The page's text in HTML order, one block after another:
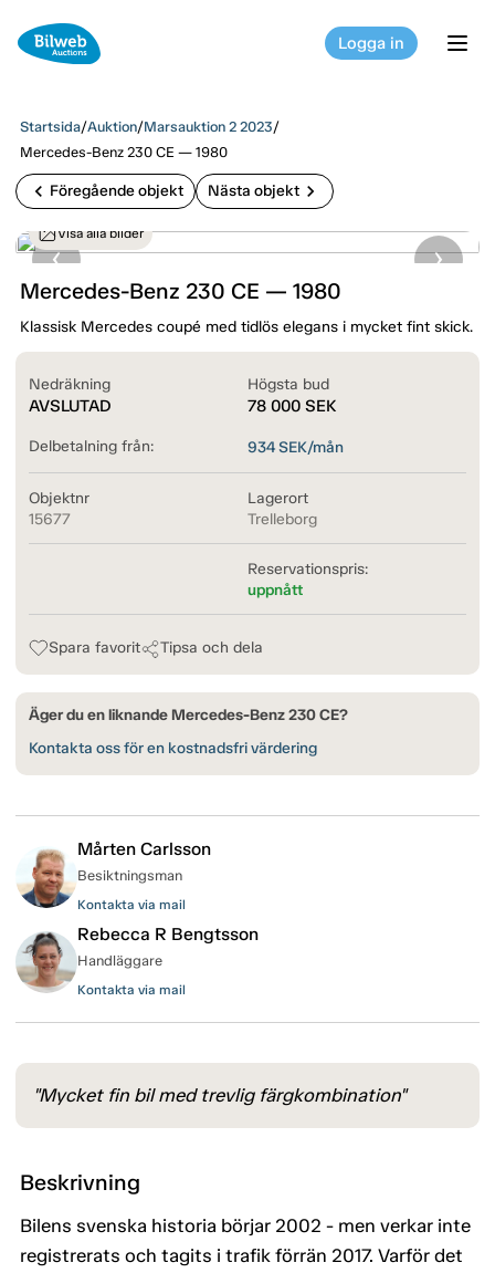
Logga in
Startsida/Auktion/Marsauktion 2 2023/
Mercedes-Benz 230 CE — 1980
chevron_left Föregående objekt Nästa objekt chevron_right
Visa alla bilder
Mercedes-Benz 230 CE — 1980
Klassisk Mercedes coupé med tidlös elegans i mycket fint skick.
Nedräkning
AVSLUTAD
Högsta bud
78 000 SEK
Delbetalning från: 934SEK/mån
Objektnr
15677
Lagerort
Trelleborg
Reservationspris:
uppnått
Spara favorit Tipsa och dela
Äger du en liknande Mercedes-Benz 230 CE?
Kontakta oss för en kostnadsfri värdering
Mårten Carlsson
Besiktningsman
Kontakta via mail
Rebecca R Bengtsson
Handläggare
Kontakta via mail
"Mycket fin bil med trevlig färgkombination"
Beskrivning
Bilens svenska historia börjar 2002 - men verkar inte
registrerats och tagits i trafik förrän 2017. Varför det